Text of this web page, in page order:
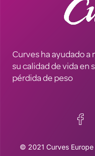
Curves ha ayudado a
su calidad de vida en
pérdida de peso
© 2021 Curves Europe